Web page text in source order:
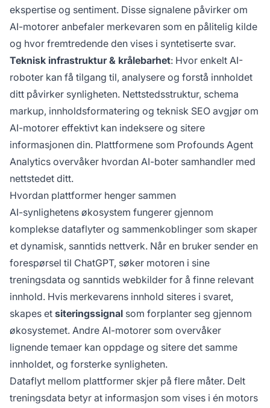
ekspertise og sentiment. Disse signalene påvirker om
AI-motorer anbefaler merkevaren som en pålitelig kilde
og hvor fremtredende den vises i syntetiserte svar.
Teknisk infrastruktur & krålebarhet: Hvor enkelt AI-
roboter kan få tilgang til, analysere og forstå innholdet
ditt påvirker synligheten. Nettstedsstruktur, schema
markup, innholdsformatering og teknisk SEO avgjør om
AI-motorer effektivt kan indeksere og sitere
informasjonen din. Plattformene som Profounds Agent
Analytics overvåker hvordan AI-boter samhandler med
nettstedet ditt.
Hvordan plattformer henger sammen
AI-synlighetens økosystem fungerer gjennom
komplekse dataflyter og sammenkoblinger som skaper
et dynamisk, sanntids nettverk. Når en bruker sender en
forespørsel til ChatGPT, søker motoren i sine
treningsdata og sanntids webkilder for å finne relevant
innhold. Hvis merkevarens innhold siteres i svaret,
skapes et siteringssignal som forplanter seg gjennom
økosystemet. Andre AI-motorer som overvåker
lignende temaer kan oppdage og sitere det samme
innholdet, og forsterke synligheten.
Dataflyt mellom plattformer skjer på flere måter. Delt
treningsdata betyr at informasjon som vises i én motors